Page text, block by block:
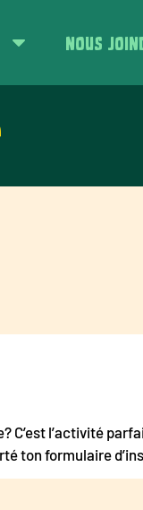
NOUS
C’est l’activité
ton formulaire